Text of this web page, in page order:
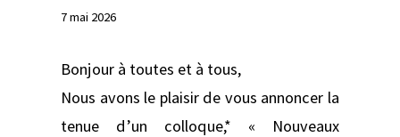
7 mai 2026
Bonjour à toutes et à tous,
Nous avons le plaisir de vous annoncer la
tenue d’un colloque,* « Nouveaux